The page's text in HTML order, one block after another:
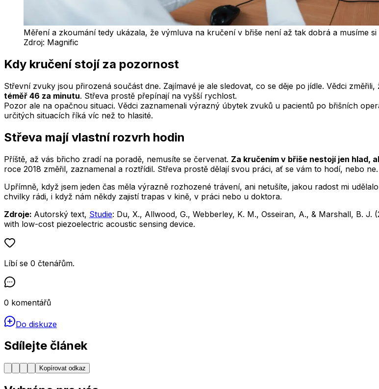
Měření a zkoumání tedy ukázala, že výmluva na kručení v břiše není až tak dobrá a musíme si
Zdroj: Magnific
Kdy kručení stojí za pozornost
Střevní zvuky jsou přirozená součást dne. Zajímavé je ale sledovat, co se děje po jídle. Vědci změřili,
téměř 46 za minutu. Střeva prostě přepínají na vyšší rychlost.
Pozor ale na opačnou situaci. Vědci zaznamenali výrazný úbytek zvuků u pacientů po břišních
určitých situacích říká víc než to hlasité.
Střeva mají vlastní rozvrh hodin
Příště, až vás břicho zradí na poradě, nemusíte se červenat. Za kručením v břiše nestojí jen hlad,
roce 2018 změřil, zaznamenal a roztřídil. Střeva prostě dělají svou práci, ať se vám to hodí, nebo ne.
Upřímně, když jsem jeden čas měla výrazně rozhozené trávení, ani netušíte, jakou radost mi
chvilky rádi, i když nám někdy zajistí trapas v kině, v práci nebo u doktora.
Zdroje: Autorský text, Studie: Du, X., Allwood, G., Webberley, K. M., Osseiran, A., & Marshall, B.
with low-cost piezoelectric acoustic sensing device.
Líbí se 0 čtenářům.
0 komentářů
Do diskuze
Sdílejte článek
Kopírovat odkaz